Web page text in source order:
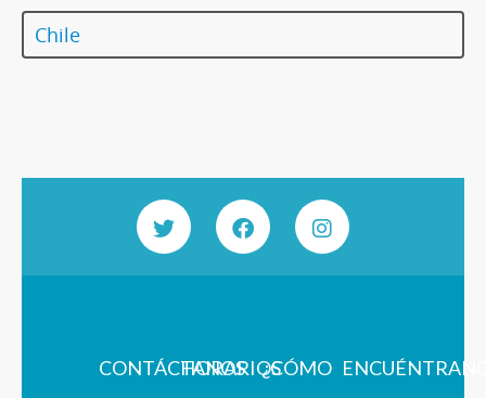
Chile
CONTÁCTANOS
HORARIOS¿CÓMO